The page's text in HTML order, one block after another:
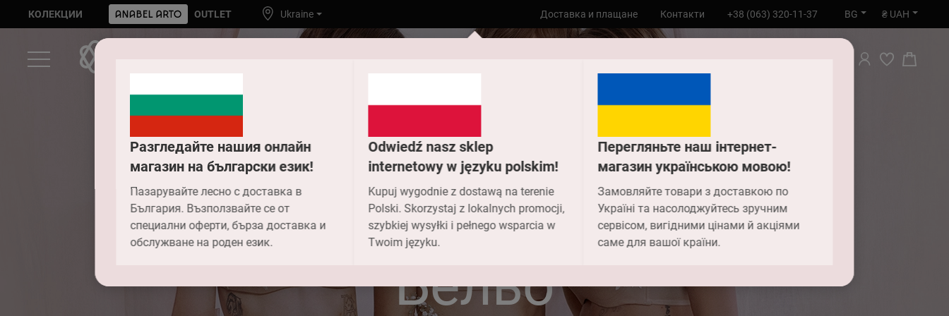
Разгледайте нашия онлайн
магазин на български език!
Пазарувайте лесно с доставка в
България. Възползвайте се от
специални оферти, бърза доставка и
обслужване на роден език.
Odwiedź nasz sklep
internetowy w języku polskim!
Kupuj wygodnie z dostawą na terenie
Polski. Skorzystaj z lokalnych promocji,
szybkiej wysyłki i pełnego wsparcia w
Twoim języku.
Перегляньте наш інтернет-
магазин українською мовою!
Замовляйте товари з доставкою по
Україні та насолоджуйтесь зручним
сервісом, вигідними цінами й акціями
саме для вашої країни.
КОЛЕКЦИИ OUTLET Ukraine Доставка и плащане Контакти +38 (063) 320-11-37 BG ₴ UAH
Към главната Бельо
Бельо